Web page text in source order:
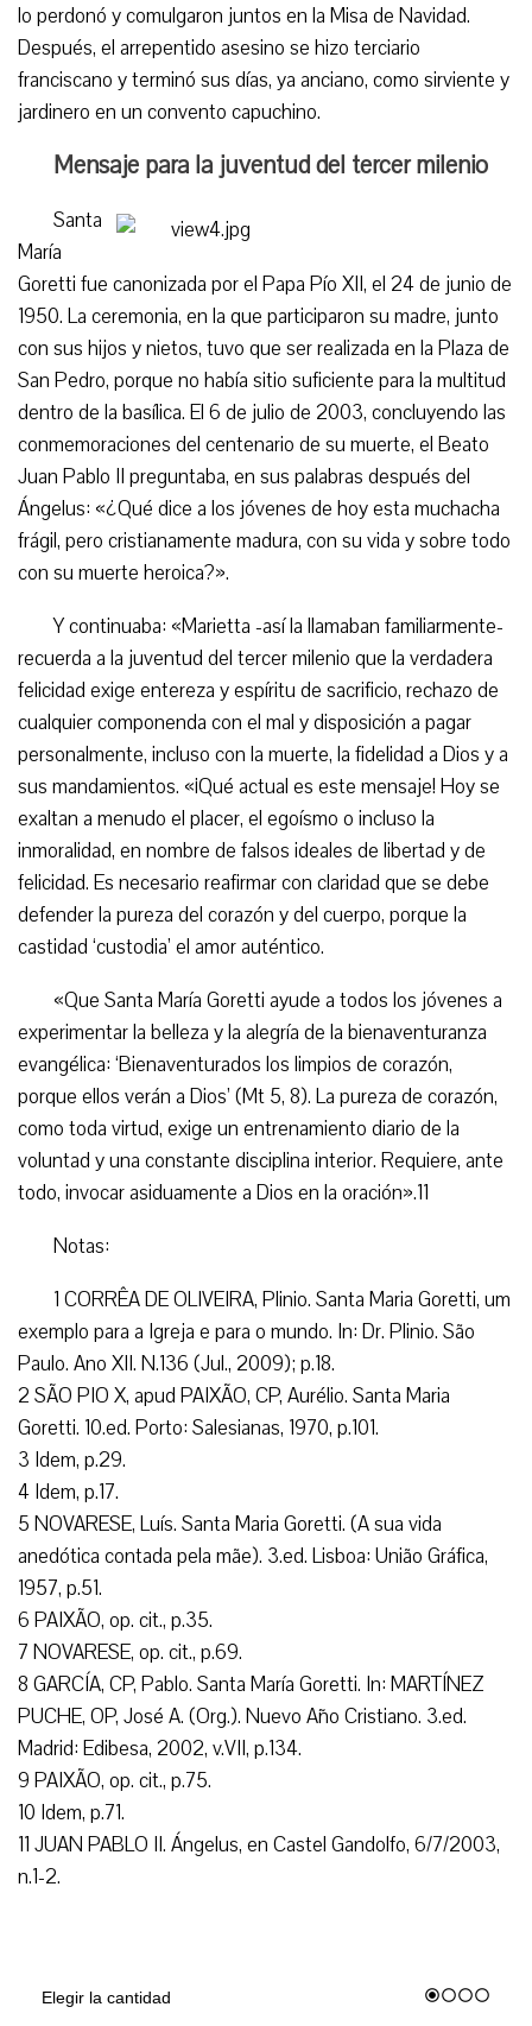
lo perdonó y comulgaron juntos en la Misa de Navidad.
Después, el arrepentido asesino se hizo terciario
franciscano y terminó sus días, ya anciano, como sirviente y
jardinero en un convento capuchino.
Mensaje para la juventud del tercer milenio
Santa
María
Goretti fue canonizada por el Papa Pío XII, el 24 de junio de
1950. La ceremonia, en la que participaron su madre, junto
con sus hijos y nietos, tuvo que ser realizada en la Plaza de
San Pedro, porque no había sitio suficiente para la multitud
dentro de la basílica. El 6 de julio de 2003, concluyendo las
conmemoraciones del centenario de su muerte, el Beato
Juan Pablo II preguntaba, en sus palabras después del
Ángelus: «¿Qué dice a los jóvenes de hoy esta muchacha
frágil, pero cristianamente madura, con su vida y sobre todo
con su muerte heroica?».
Y continuaba: «Marietta -así la llamaban familiarmente-
recuerda a la juventud del tercer milenio que la verdadera
felicidad exige entereza y espíritu de sacrificio, rechazo de
cualquier componenda con el mal y disposición a pagar
personalmente, incluso con la muerte, la fidelidad a Dios y a
sus mandamientos. «¡Qué actual es este mensaje! Hoy se
exaltan a menudo el placer, el egoísmo o incluso la
inmoralidad, en nombre de falsos ideales de libertad y de
felicidad. Es necesario reafirmar con claridad que se debe
defender la pureza del corazón y del cuerpo, porque la
castidad ‘custodia’ el amor auténtico.
«Que Santa María Goretti ayude a todos los jóvenes a
experimentar la belleza y la alegría de la bienaventuranza
evangélica: ‘Bienaventurados los limpios de corazón,
porque ellos verán a Dios’ (Mt 5, 8). La pureza de corazón,
como toda virtud, exige un entrenamiento diario de la
voluntad y una constante disciplina interior. Requiere, ante
todo, invocar asiduamente a Dios en la oración».11
Notas:
1 CORRÊA DE OLIVEIRA, Plinio. Santa Maria Goretti, um
exemplo para a Igreja e para o mundo. In: Dr. Plinio. São
Paulo. Ano XII. N.136 (Jul., 2009); p.18.
2 SÃO PIO X, apud PAIXÃO, CP, Aurélio. Santa Maria
Goretti. 10.ed. Porto: Salesianas, 1970, p.101.
3 Idem, p.29.
4 Idem, p.17.
5 NOVARESE, Luís. Santa Maria Goretti. (A sua vida
anedótica contada pela mãe). 3.ed. Lisboa: União Gráfica,
1957, p.51.
6 PAIXÃO, op. cit., p.35.
7 NOVARESE, op. cit., p.69.
8 GARCÍA, CP, Pablo. Santa María Goretti. In: MARTÍNEZ
PUCHE, OP, José A. (Org.). Nuevo Año Cristiano. 3.ed.
Madrid: Edibesa, 2002, v.VII, p.134.
9 PAIXÃO, op. cit., p.75.
10 Idem, p.71.
11 JUAN PABLO II. Ángelus, en Castel Gandolfo, 6/7/2003,
n.1-2.